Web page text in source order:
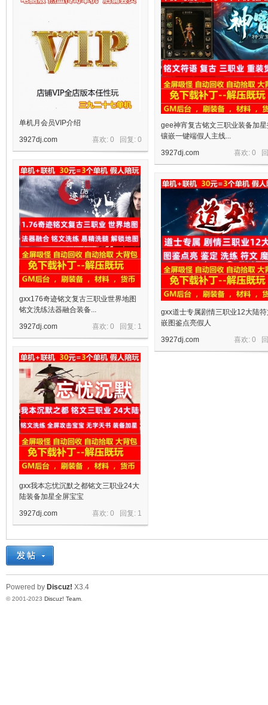
单机月会员VIP介绍
喜欢: 0 回复: 0
3927dj.com
gee神宵复古铭文三职业装备加
镶嵌一键端假人主线...
喜欢: 0
3927dj.com
gxx176奇迹铭文复古三职业世界地图
铭文洗练法器融合装备...
喜欢: 0 回复: 1
3927dj.com
gxx道士专属剧情三职业12大陆
嵌图鉴点亮假人
喜欢: 0
3927dj.com
gxx我本忘忧沉默之都铭文三职业24大
陆装备加星全屏宝宝
喜欢: 0 回复: 1
3927dj.com
Powered by Discuz! X3.4
© 2001-2023 Discuz! Team.